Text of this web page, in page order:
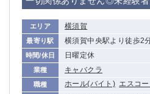
エリア 横須賀
最寄り駅 横須賀中央駅より徒歩2
時間/休日 日曜定休
業種 キャバクラ
職種 ホール(バイト) エスコー